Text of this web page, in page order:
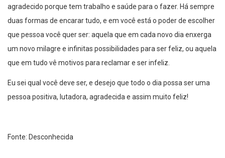
agradecido porque tem trabalho e saúde para o fazer. Há sempre
duas formas de encarar tudo, e em você está o poder de escolher
que pessoa você quer ser: aquela que em cada novo dia enxerga
um novo milagre e infinitas possibilidades para ser feliz, ou aquela
que em tudo vê motivos para reclamar e ser infeliz.
Eu sei qual você deve ser, e desejo que todo o dia possa ser uma
pessoa positiva, lutadora, agradecida e assim muito feliz!
Fonte: Desconhecida